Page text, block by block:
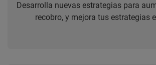
Desarrolla nuevas estrategias para
recobro, y mejora tus estrategias